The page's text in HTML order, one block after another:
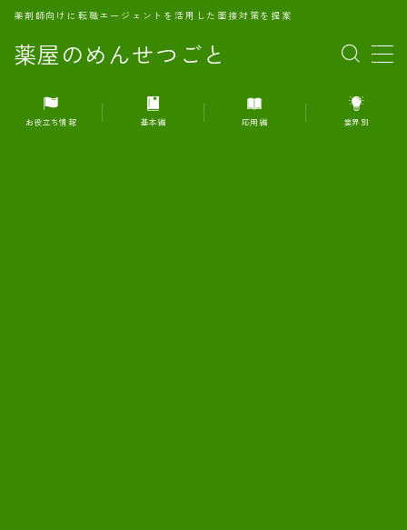
薬屋のめんせつごと
薬剤師向けに転職エージェントを活用した面接対策を提案
MENU
1.転職エージェントとは何か？
お役立ち情報 基本編 応用編 業界別